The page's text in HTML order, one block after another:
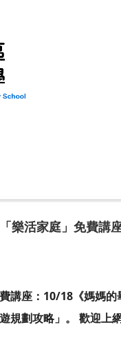
樂活家庭」免費講
講座：10/18《媽媽
劃攻略」。 歡迎上網